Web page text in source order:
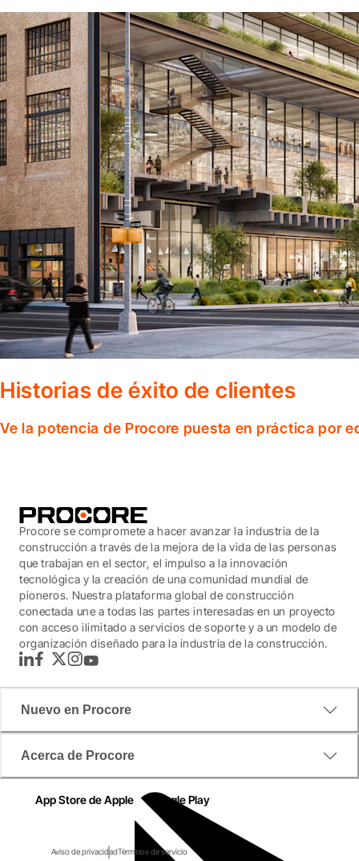
Historias de éxito de clientes
Ve la potencia de Procore puesta en práctica por
Procore se compromete a hacer avanzar la industria de la
construcción a través de la mejora de la vida de las personas
que trabajan en el sector, el impulso a la innovación
tecnológica y la creación de una comunidad mundial de
pioneros. Nuestra plataforma global de construcción
conectada une a todas las partes interesadas en un proyecto
con acceso ilimitado a servicios de soporte y a un modelo de
organización diseñado para la industria de la construcción.
LinkedInFacebook
TwitterInstagram
YouTube
Nuevo en Procore
Acerca de Procore
App Store de Apple Google Play
Aviso de privacidadTérminos de servicio